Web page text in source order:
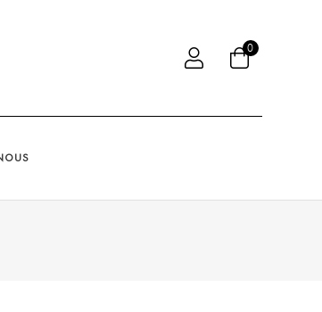
0